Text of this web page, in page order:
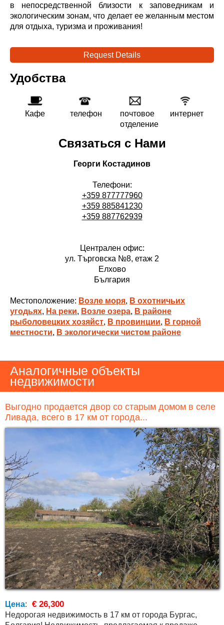
в непосредственной близости к заповедникам и
экологическим зонам, что делает ее желанным местом
для отдыха, туризма и проживания!
Request Details
Удобства
Кафе телефон
почтовое
отделение
интернет
Связаться с Нами
Георги Костадинов
Телефони:
+359 877777960
+359 885841230
+359 887762939
Централен офис:
ул. Търговска №8, етаж 2
Елхово
България
Местоположение: Возле моря, В охотничьих
угодьях, На реки, Возле озера, В районе
рыболовецких хозяйст, В провинции, В горной
местности, В экологически чистом районе
Аналогичные объекты
недвижимости
Выгодно продается двор со старым домом в селе
Ливада, всего в 17 км от города...
Цена: € 26,300
Недорогая недвижимость в 17 км от города Бургас,